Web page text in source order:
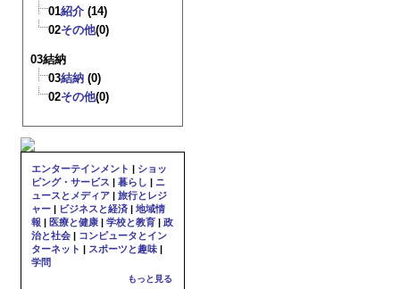
01紹介 (14)
02その他(0)
03結納
03結納 (0)
02その他(0)
エンターテインメント | ショッ
ピング・サービス | 暮らし | ニ
ュースとメディア | 旅行とレジ
ャー | ビジネスと経済 | 地域情
報 | 医療と健康 | 学校と教育 | 政
治と社会 | コンピュータとイン
ターネット | スポーツと趣味 |
学問
もっと見る